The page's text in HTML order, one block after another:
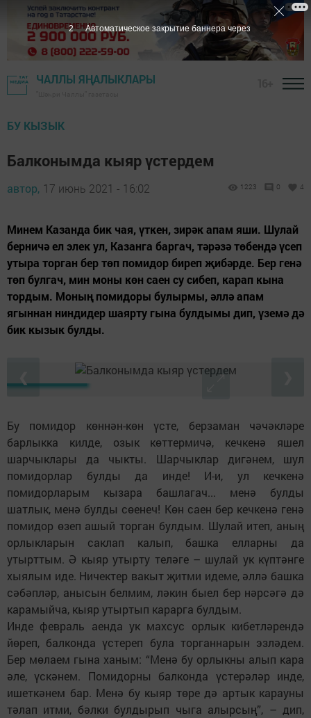
ЧАЛЛЫ ЯҢАЛЫКЛАРЫ
БУ КЫЗЫК
Балконымда кыяр үстердем
автор, 17 июнь 2021 - 16:02 1223 0 4
Минем Казанда бик чая, үткен, зирәк апам яши. Шулай
берничә ел элек ул, Казанга баргач, тәрәзә төбендә үсеп
утыра торган бер төп помидор биреп җибәрде. Бер генә
төп булгач, мин моны көн саен су сибеп, карап кына
тордым. Моның помидоры булырмы, әллә апам
ягыннан ниндидер шаярту гына булдымы дип, үземә дә
бик кызык булды.
Бу помидор көннән-көн үсте, берзаман чәчәкләре
барлыкка килде, озык көттермичә, кечкенә яшел
шарчыклары да чыкты. Шарчыклар дигәнем, шул
помидорлар булды да инде! И-и, ул кечкенә
помидорларым кызара башлагач... менә булды
шатлык, менә булды сөенеч! Көн саен бер кечкенә генә
помидор өзеп ашый торган булдым. Шулай итеп, аның
орлыкларын саклап калып, башка елларны да
утырттым. Ә кыяр утырту теләге – шулай ук күптәнге
хыялым иде. Ничектер вакыт җитми идеме, әллә башка
сәбәпләр, анысын белмим, ләкин быел бер нәрсәгә дә
карамыйча, кыяр утыртып карарга булдым.
Инде февраль аенда ук махсус орлык кибетләрендә
йөреп, балконда үстереп була торганнарын эзләдем.
Бер мөлаем гына ханым: “Менә бу орлыкны алып кара
әле, үскәнем. Помидорны балконда үстерәләр инде,
ишеткәнем бар. Менә бу кыяр төре дә артык карауны
тәлап итми, бәлки булдырып чыга алырсың”, – дип,
1 Автоматическое закрытие баннера через